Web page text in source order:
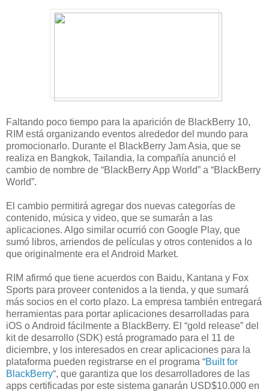
Faltando poco tiempo para la aparición de BlackBerry 10,
RIM está organizando eventos alrededor del mundo para
promocionarlo. Durante el BlackBerry Jam Asia, que se
realiza en Bangkok, Tailandia, la compañía anunció el
cambio de nombre de “BlackBerry App World” a “BlackBerry
World”.
El cambio permitirá agregar dos nuevas categorías de
contenido, música y video, que se sumarán a las
aplicaciones. Algo similar ocurrió con Google Play, que
sumó libros, arriendos de películas y otros contenidos a lo
que originalmente era el Android Market.
RIM afirmó que tiene acuerdos con Baidu, Kantana y Fox
Sports para proveer contenidos a la tienda, y que sumará
más socios en el corto plazo. La empresa también entregará
herramientas para portar aplicaciones desarrolladas para
iOS o Android fácilmente a BlackBerry. El “gold release” del
kit de desarrollo (SDK) está programado para el 11 de
diciembre, y los interesados en crear aplicaciones para la
plataforma pueden registrarse en el programa “Built for
BlackBerry“, que garantiza que los desarrolladores de las
apps certificadas por este sistema ganarán USD$10.000 en